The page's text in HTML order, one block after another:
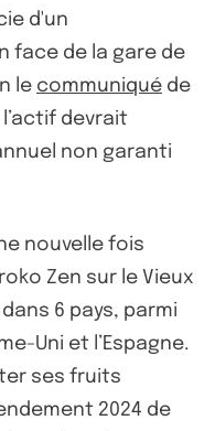
d'un
face de la gare de
le communiqué de
l’actif devrait
non garanti
nouvelle fois
Zen sur le Vieux
6 pays, parmi
Uni et l’Espagne.
ses fruits
2024 de